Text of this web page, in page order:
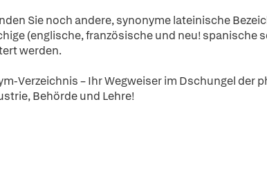
Sie noch andere, synonyme lateinische
(englische, französische und neu! spanische
werden.
Verzeichnis – Ihr Wegweiser im Dschungel der
Behörde und Lehre!